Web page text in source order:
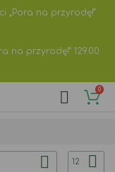
„Pora na przyrodę!”
na przyrodę!” 129.00
0

 12 